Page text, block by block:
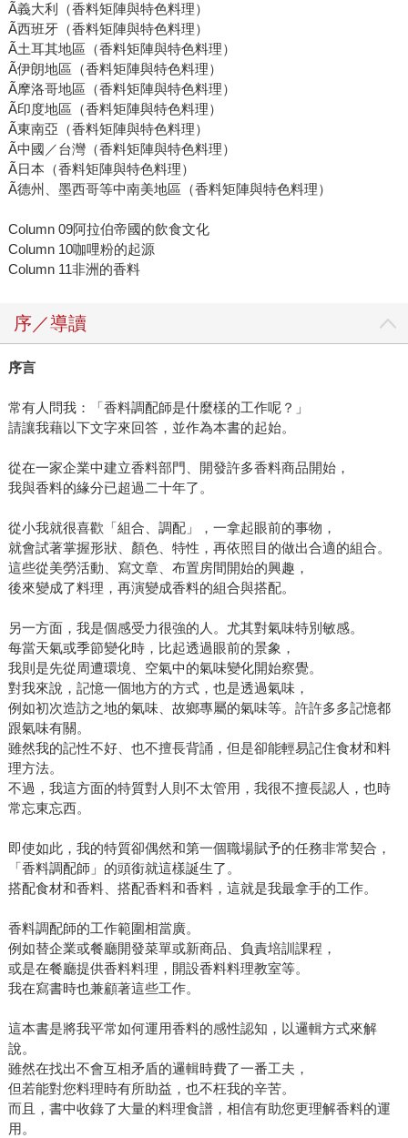
Ã義大利（香料矩陣與特色料理）
Ã西班牙（香料矩陣與特色料理）
Ã土耳其地區（香料矩陣與特色料理）
Ã伊朗地區（香料矩陣與特色料理）
Ã摩洛哥地區（香料矩陣與特色料理）
Ã印度地區（香料矩陣與特色料理）
Ã東南亞（香料矩陣與特色料理）
Ã中國／台灣（香料矩陣與特色料理）
Ã日本（香料矩陣與特色料理）
Ã德州、墨西哥等中南美地區（香料矩陣與特色料理）
Column 09阿拉伯帝國的飲食文化
Column 10咖哩粉的起源
Column 11非洲的香料
序／導讀
序言
常有人問我：「香料調配師是什麼樣的工作呢？」
請讓我藉以下文字來回答，並作為本書的起始。
從在一家企業中建立香料部門、開發許多香料商品開始，
我與香料的緣分已超過二十年了。
從小我就很喜歡「組合、調配」，一拿起眼前的事物，
就會試著掌握形狀、顏色、特性，再依照目的做出合適的組合。
這些從美勞活動、寫文章、布置房間開始的興趣，
後來變成了料理，再演變成香料的組合與搭配。
另一方面，我是個感受力很強的人。尤其對氣味特別敏感。
每當天氣或季節變化時，比起透過眼前的景象，
我則是先從周遭環境、空氣中的氣味變化開始察覺。
對我來說，記憶一個地方的方式，也是透過氣味，
例如初次造訪之地的氣味、故鄉專屬的氣味等。許許多多記憶都
跟氣味有關。
雖然我的記性不好、也不擅長背誦，但是卻能輕易記住食材和料
理方法。
不過，我這方面的特質對人則不太管用，我很不擅長認人，也時
常忘東忘西。
即使如此，我的特質卻偶然和第一個職場賦予的任務非常契合，
「香料調配師」的頭銜就這樣誕生了。
搭配食材和香料、搭配香料和香料，這就是我最拿手的工作。
香料調配師的工作範圍相當廣。
例如替企業或餐廳開發菜單或新商品、負責培訓課程，
或是在餐廳提供香料料理，開設香料料理教室等。
我在寫書時也兼顧著這些工作。
這本書是將我平常如何運用香料的感性認知，以邏輯方式來解
說。
雖然在找出不會互相矛盾的邏輯時費了一番工夫，
但若能對您料理時有所助益，也不枉我的辛苦。
而且，書中收錄了大量的料理食譜，相信有助您更理解香料的運
用。